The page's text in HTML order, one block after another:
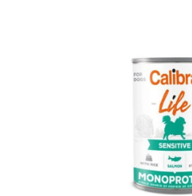
KRÁLÍCI/HLODAVCI/PTÁCI